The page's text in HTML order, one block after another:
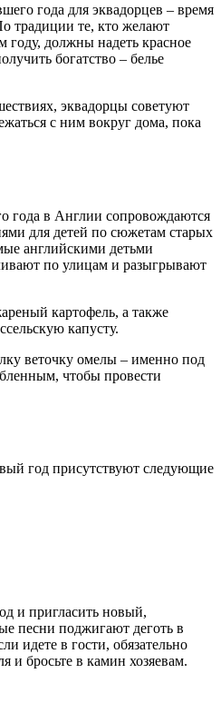
года для эквадорцев – время
традиции те, кто желают
году, должны надеть красное
богатство – белье
эквадорцы советуют
с ним вокруг дома, пока
года в Англии сопровождаются
для детей по сюжетам старых
английскими детьми
по улицам и разыгрывают
картофель, а также
капусту.
веточку омелы – именно под
чтобы провести
год присутствуют следующие
и пригласить новый,
песни поджигают деготь в
идете в гости, обязательно
и бросьте в камин хозяевам.